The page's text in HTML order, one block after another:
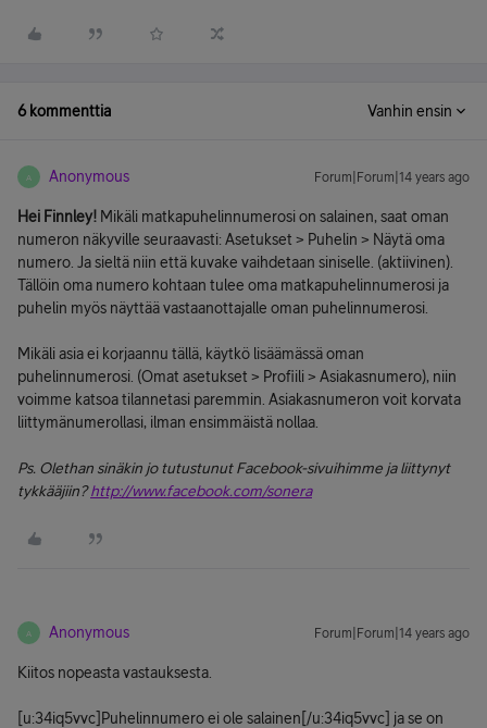
6 kommenttia Vanhin ensin
A Anonymous Forum|Forum|14 years ago
Hei Finnley! Mikäli matkapuhelinnumerosi on salainen, saat oman
numeron näkyville seuraavasti: Asetukset > Puhelin > Näytä oma
numero. Ja sieltä niin että kuvake vaihdetaan siniselle. (aktiivinen).
Tällöin oma numero kohtaan tulee oma matkapuhelinnumerosi ja
puhelin myös näyttää vastaanottajalle oman puhelinnumerosi.
Mikäli asia ei korjaannu tällä, käytkö lisäämässä oman
puhelinnumerosi. (Omat asetukset > Profiili > Asiakasnumero), niin
voimme katsoa tilannetasi paremmin. Asiakasnumeron voit korvata
liittymänumerollasi, ilman ensimmäistä nollaa.
Ps. Olethan sinäkin jo tutustunut Facebook-sivuihimme ja liittynyt
tykkääjiin?http://www.facebook.com/sonera
A Anonymous Forum|Forum|14 years ago
Kiitos nopeasta vastauksesta.
[u:34iq5vvc]Puhelinnumero ei ole salainen[/u:34iq5vvc] ja se on